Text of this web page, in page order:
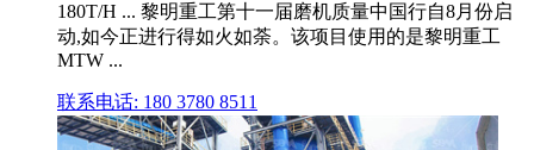
180T/H ... 黎明重工第十一届磨机质量中国行自8月份启
动,如今正进行得如火如荼。该项目使用的是黎明重工
MTW ...
联系电话: 180 3780 8511